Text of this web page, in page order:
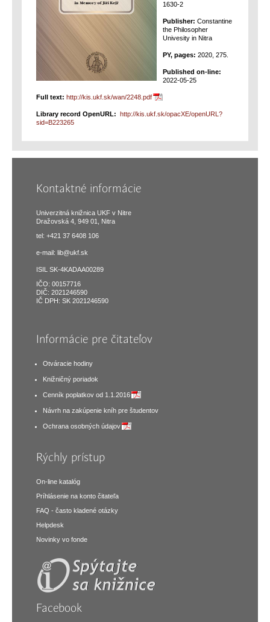
1630-2
Publisher: Constantine
the Philosopher
Univesity in Nitra
PY, pages: 2020, 275.
Published on-line:
2022-05-25
Full text: http://kis.ukf.sk/wan/2248.pdf
Library record OpenURL: http://kis.ukf.sk/opacXE/openURL?
sid=B223265
Kontaktné informácie
Univerzitná knižnica UKF v Nitre
Dražovská 4, 949 01, Nitra
tel: +421 37 6408 106
e-mail: lib@ukf.sk
ISIL SK-4KADAA00289
IČO: 00157716
DIČ: 2021246590
IČ DPH: SK 2021246590
Informácie pre čitateľov
Otváracie hodiny
Knižničný poriadok
Cenník poplatkov od 1.1.2016
Návrh na zakúpenie kníh pre študentov
Ochrana osobných údajov
Rýchly prístup
On-line katalóg
Príhlásenie na konto čitateľa
FAQ - často kladené otázky
Helpdesk
Novinky vo fonde
Facebook